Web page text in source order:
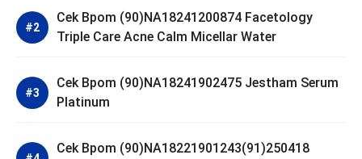
Cek Bpom (90)NA18241200874 Facetology
Triple Care Acne Calm Micellar Water
Cek Bpom (90)NA18241902475 Jestham Serum
Platinum
Cek Bpom (90)NA18221901243(91)250418